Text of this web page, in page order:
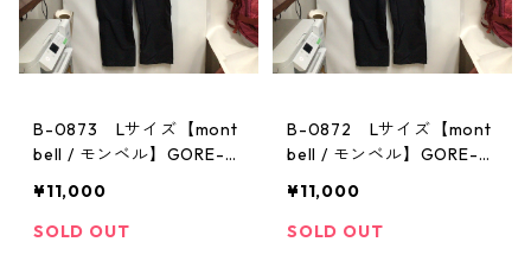
B-0873 Lサイズ【mont
bell / モンベル】GORE-T
パンツ：メンズBK
¥11,000
SOLD OUT
B-0872 Lサイズ【mont
bell / モンベル】GORE-T
パンツ：メンズBK
¥11,000
SOLD OUT